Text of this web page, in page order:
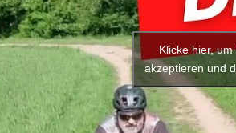
Klicke hier,
akzeptieren und